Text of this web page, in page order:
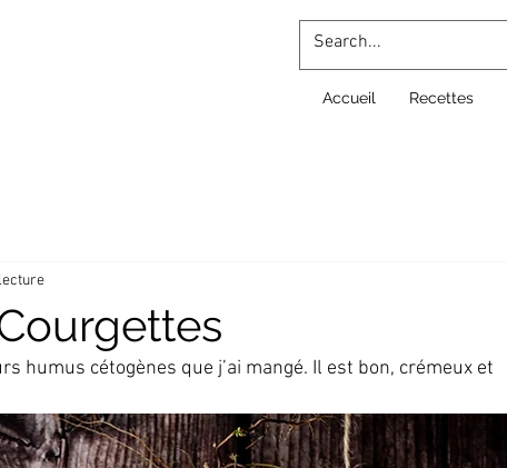
Accueil Recettes
humus cétogènes que j’ai mangé. Il est bon, crémeux et